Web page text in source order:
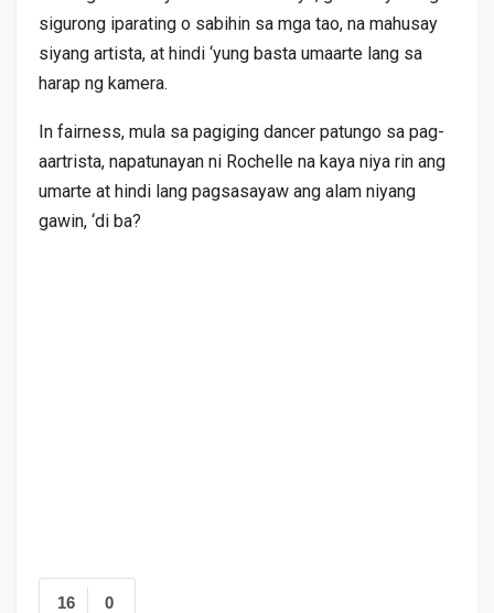
sigurong iparating o sabihin sa mga tao, na mahusay
siyang artista, at hindi ‘yung basta umaarte lang sa
harap ng kamera.
In fairness, mula sa pagiging dancer patungo sa pag-
aartrista, napatunayan ni Rochelle na kaya niya rin ang
umarte at hindi lang pagsasayaw ang alam niyang
gawin, ‘di ba?
0
16